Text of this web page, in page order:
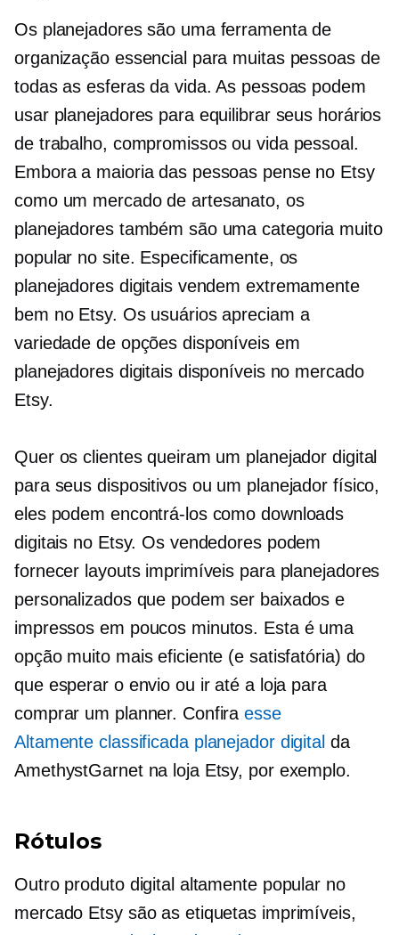
Os planejadores são uma ferramenta de
organização essencial para muitas pessoas de
todas as esferas da vida. As pessoas podem
usar planejadores para equilibrar seus horários
de trabalho, compromissos ou vida pessoal.
Embora a maioria das pessoas pense no Etsy
como um mercado de artesanato, os
planejadores também são uma categoria muito
popular no site. Especificamente, os
planejadores digitais vendem extremamente
bem no Etsy. Os usuários apreciam a
variedade de opções disponíveis em
planejadores digitais disponíveis no mercado
Etsy.
Quer os clientes queiram um planejador digital
para seus dispositivos ou um planejador físico,
eles podem encontrá-los como downloads
digitais no Etsy. Os vendedores podem
fornecer layouts imprimíveis para planejadores
personalizados que podem ser baixados e
impressos em poucos minutos. Esta é uma
opção muito mais eficiente (e satisfatória) do
que esperar o envio ou ir até a loja para
comprar um planner. Confiraesse
Altamente classificadaplanejador digital da
AmethystGarnet na loja Etsy, por exemplo.
Rótulos
Outro produto digital altamente popular no
mercado Etsy são as etiquetas imprimíveis,